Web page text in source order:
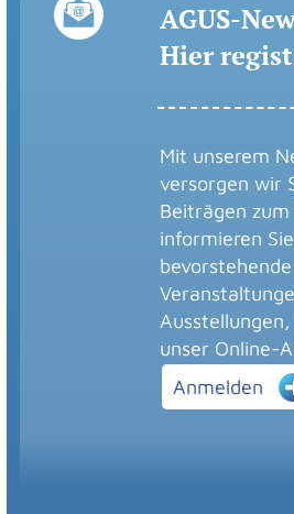
AGUS-
Hier
Mit unserem
versorgen wir
Beiträgen
informieren
bevorstehende
unser Online-
Anmelden